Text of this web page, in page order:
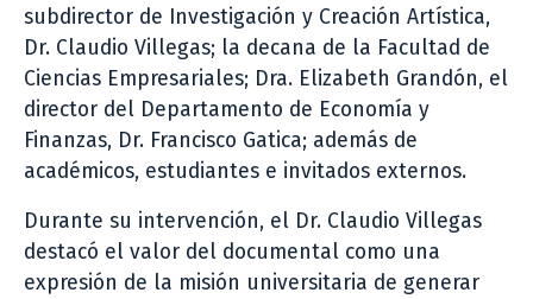
subdirector de Investigación y Creación Artística,
Dr. Claudio Villegas; la decana de la Facultad de
Ciencias Empresariales; Dra. Elizabeth Grandón, el
director del Departamento de Economía y
Finanzas, Dr. Francisco Gatica; además de
académicos, estudiantes e invitados externos.
Durante su intervención, el Dr. Claudio Villegas
destacó el valor del documental como una
expresión de la misión universitaria de generar